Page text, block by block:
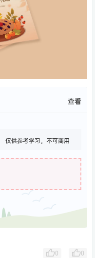
查看
仅供参考学习，不可商用
0 0